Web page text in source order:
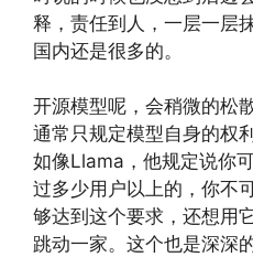
释，责任到人，一层一层
国内还是很多的。
开源模型呢，会稍微的松
通常只规定模型自身的权
如像Llama，他规定说你
过多少用户以上的，你不
够达到这个要求，还想用
跳动一家。这个也是深深